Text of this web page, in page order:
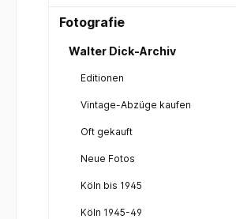
Fotografie
Walter Dick-Archiv
Editionen
Vintage-Abzüge kaufen
Oft gekauft
Neue Fotos
Köln bis 1945
Köln 1945-49